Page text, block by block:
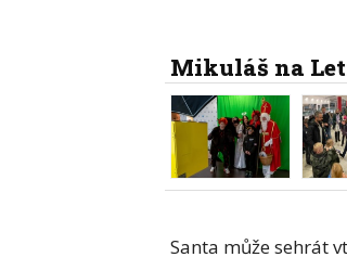
Mikuláš na
Santa může sehrát